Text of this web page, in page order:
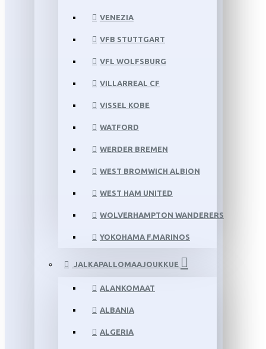
VENEZIA
VFB STUTTGART
VFL WOLFSBURG
VILLARREAL CF
VISSEL KOBE
WATFORD
WERDER BREMEN
WEST BROMWICH ALBION
WEST HAM UNITED
WOLVERHAMPTON WANDERERS
YOKOHAMA F.MARINOS
JALKAPALLOMAAJOUKKUE
ALANKOMAAT
ALBANIA
ALGERIA